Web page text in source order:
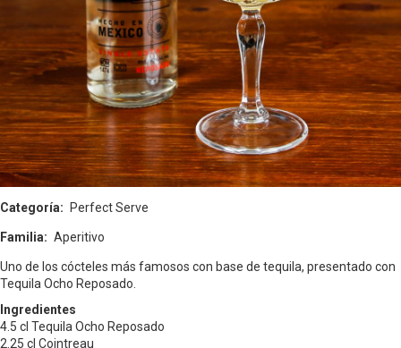
Categoría Perfect Serve
Familia Aperitivo
Uno de los cócteles más famosos con base de tequila, presentado con
Tequila Ocho Reposado.
Ingredientes
4.5 cl Tequila Ocho Reposado
2.25 cl Cointreau